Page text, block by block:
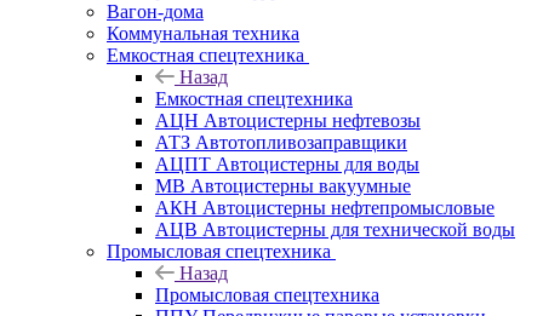
Вагон-дома
Коммунальная техника
Емкостная спецтехника
Назад
Емкостная спецтехника
АЦН Автоцистерны нефтевозы
АТЗ Автотопливозаправщики
АЦПТ Автоцистерны для воды
МВ Автоцистерны вакуумные
АКН Автоцистерны нефтепромысловые
АЦВ Автоцистерны для технической воды
Промысловая спецтехника
Назад
Промысловая спецтехника